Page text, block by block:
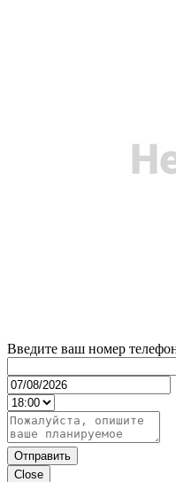
Введите ваш номер
Отправить
Close